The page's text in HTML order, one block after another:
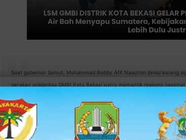
Saat gubernur Sumut, Muhammad Bobby Afif Nasution dinilai kurang
gerakan solidaritas GMBI Kota Bekasi justru memantik respons nasional.
KOTA BEKASI
Di tengah derasnya
Sumatera—sebuah bencana yang entah harus